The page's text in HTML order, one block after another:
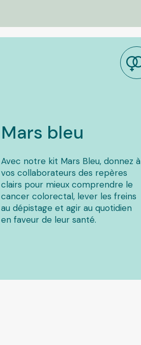
Mars bleu
Avec notre kit Mars Bleu, donnez à
vos collaborateurs des repères
clairs pour mieux comprendre le
cancer colorectal, lever les freins
au dépistage et agir au quotidien
en faveur de leur santé.